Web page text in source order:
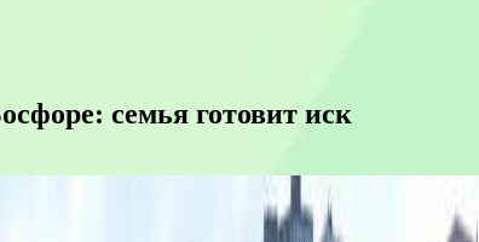
семья готовит иск